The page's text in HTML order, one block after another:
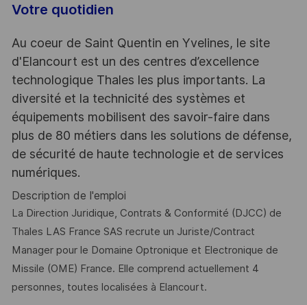
Votre quotidien
Au coeur de Saint Quentin en Yvelines, le site
d'Elancourt est un des centres d’excellence
technologique Thales les plus importants. La
diversité et la technicité des systèmes et
équipements mobilisent des savoir-faire dans
plus de 80 métiers dans les solutions de défense,
de sécurité de haute technologie et de services
numériques.
Description de l'emploi
La Direction Juridique, Contrats & Conformité (DJCC) de
Thales LAS France SAS recrute un Juriste/Contract
Manager pour le Domaine Optronique et Electronique de
Missile (OME) France. Elle comprend actuellement 4
personnes, toutes localisées à Elancourt.